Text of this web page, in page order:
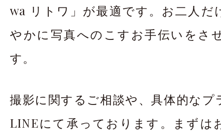
wa リトワ」が最適です。お二人だ
やかに写真へのこすお手伝いをさ
す。
撮影に関するご相談や、具体的なプ
LINEにて承っております。まずは